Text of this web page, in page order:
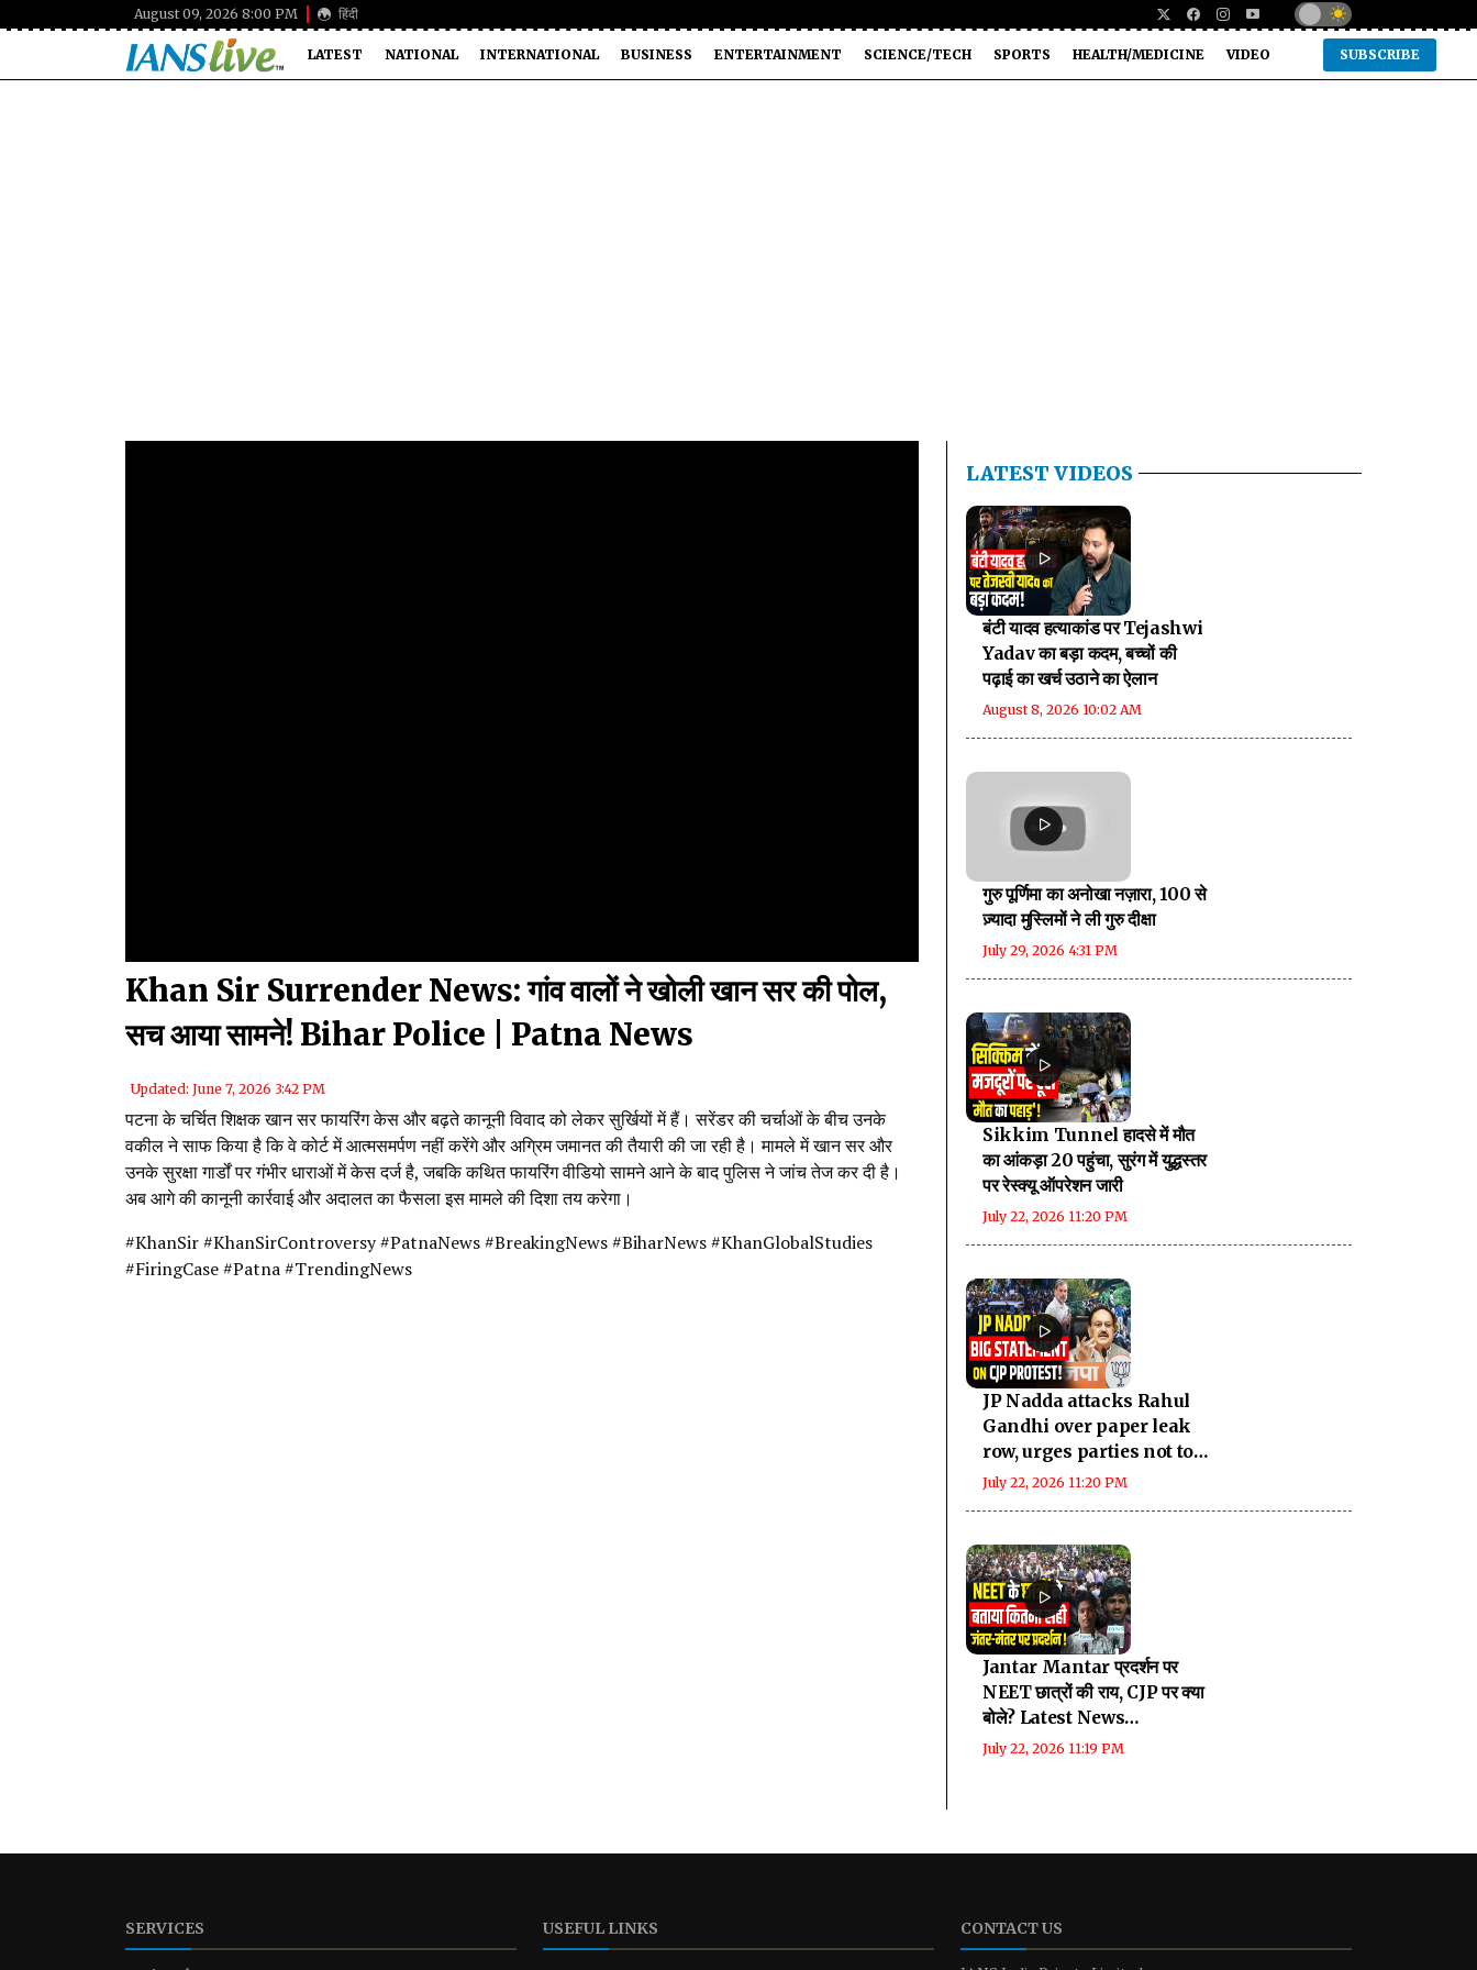
August 09, 2026 8:00 PM हिंदी
LATEST NATIONAL INTERNATIONAL BUSINESS ENTERTAINMENT SCIENCE/TECH SPORTS HEALTH/MEDICINE VIDEO SUBSCRIBE
Khan Sir Surrender News: गांव वालों ने खोली खान सर की पोल,
सच आया सामने! Bihar Police | Patna News
Updated: June 7, 2026 3:42 PM
पटना के चर्चित शिक्षक खान सर फायरिंग केस और बढ़ते कानूनी विवाद को लेकर सुर्खियों में हैं। सरेंडर की चर्चाओं के बीच उनके
वकील ने साफ किया है कि वे कोर्ट में आत्मसमर्पण नहीं करेंगे और अग्रिम जमानत की तैयारी की जा रही है। मामले में खान सर और
उनके सुरक्षा गार्डों पर गंभीर धाराओं में केस दर्ज है, जबकि कथित फायरिंग वीडियो सामने आने के बाद पुलिस ने जांच तेज कर दी है।
अब आगे की कानूनी कार्रवाई और अदालत का फैसला इस मामले की दिशा तय करेगा।
#KhanSir #KhanSirControversy #PatnaNews #BreakingNews #BiharNews #KhanGlobalStudies
#FiringCase #Patna #TrendingNews
LATEST VIDEOS
बंटी यादव हत्याकांड पर Tejashwi
Yadav का बड़ा कदम, बच्चों की
पढ़ाई का खर्च उठाने का ऐलान
August 8, 2026 10:02 AM
गुरु पूर्णिमा का अनोखा नज़ारा, 100 से
ज़्यादा मुस्लिमों ने ली गुरु दीक्षा
July 29, 2026 4:31 PM
Sikkim Tunnel हादसे में मौत
का आंकड़ा 20 पहुंचा, सुरंग में युद्धस्तर
पर रेस्क्यू ऑपरेशन जारी
July 22, 2026 11:20 PM
JP Nadda attacks Rahul
Gandhi over paper leak
row, urges parties not to
politicise issue
July 22, 2026 11:20 PM
Jantar Mantar प्रदर्शन पर
NEET छात्रों की राय, CJP पर क्या
बोले? Latest News
Breaking
July 22, 2026 11:19 PM
SERVICES USEFUL LINKS CONTACT US